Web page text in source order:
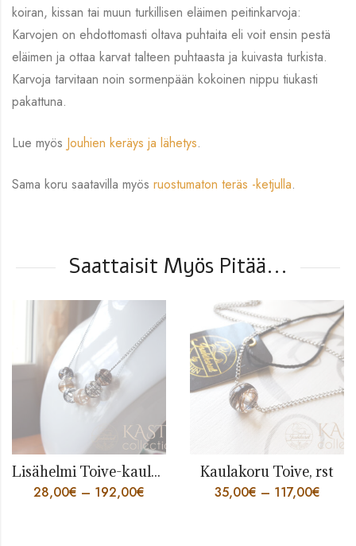
koiran, kissan tai muun turkillisen eläimen peitinkarvoja:
Karvojen on ehdottomasti oltava puhtaita eli voit ensin pestä
eläimen ja ottaa karvat talteen puhtaasta ja kuivasta turkista.
Karvoja tarvitaan noin sormenpään kokoinen nippu tiukasti
pakattuna.
Lue myös Jouhien keräys ja lähetys.
Sama koru saatavilla myös ruostumaton teräs -ketjulla.
Saattaisit Myös Pitää...
Lisähelmi Toive-kaulakoruun
28,00€ – 192,00€
Kaulakoru Toive, rst
35,00€ – 117,00€